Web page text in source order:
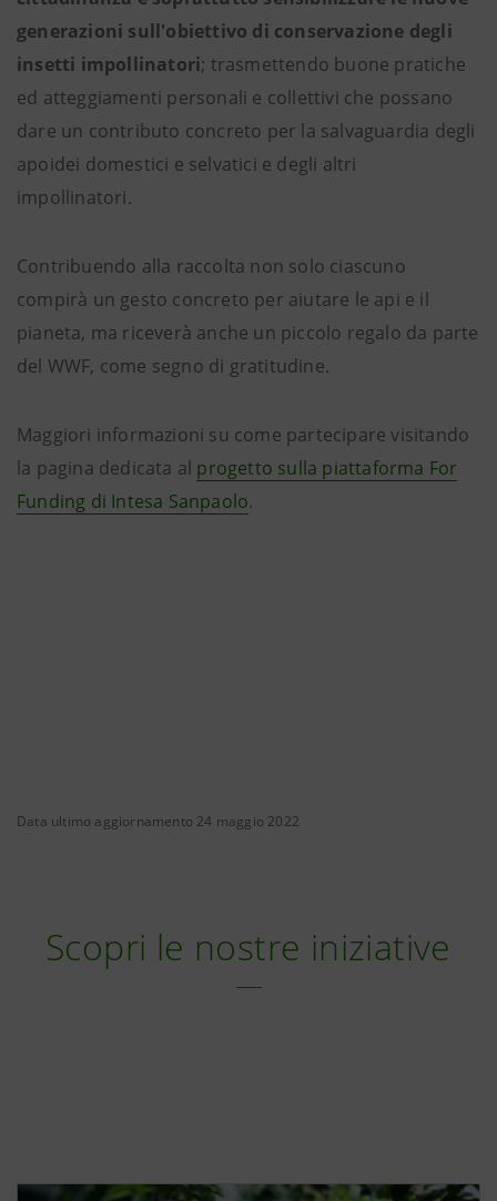
generazioni sull'obiettivo di conservazione degli
insetti impollinatori; trasmettendo buone pratiche
ed atteggiamenti personali e collettivi che possano
dare un contributo concreto per la salvaguardia degli
apoidei domestici e selvatici e degli altri
impollinatori.
Contribuendo alla raccolta non solo ciascuno
compirà un gesto concreto per aiutare le api e il
pianeta, ma riceverà anche un piccolo regalo da parte
del WWF, come segno di gratitudine.
Maggiori informazioni su come partecipare visitando
la pagina dedicata al progetto sulla piattaforma For
Funding di Intesa Sanpaolo.
Data ultimo aggiornamento 24 maggio 2022
Scopri le nostre iniziative